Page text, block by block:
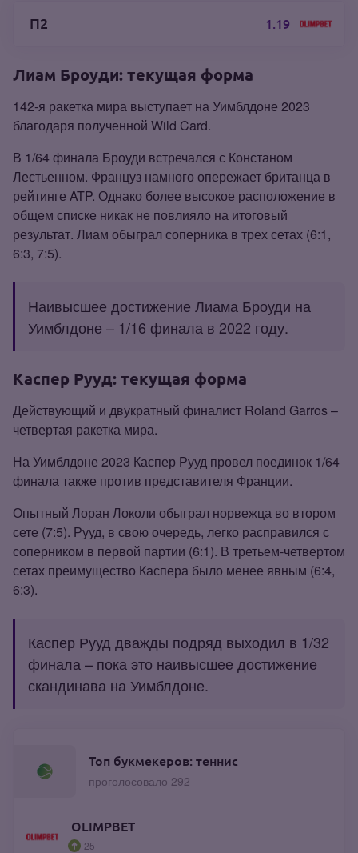
П2 1.19
Лиам Броуди: текущая форма
142‑я ракетка мира выступает на Уимблдоне 2023
благодаря полученной Wild Card.
В 1/64 финала Броуди встречался с Констаном
Лестьенном. Француз намного опережает британца в
рейтинге ATP. Однако более высокое расположение в
общем списке никак не повлияло на итоговый
результат. Лиам обыграл соперника в трех сетах (6:1,
6:3, 7:5).
Наивысшее достижение Лиама Броуди на
Уимблдоне – 1/16 финала в 2022 году.
Каспер Рууд: текущая форма
Действующий и двукратный финалист Roland Garros –
четвертая ракетка мира.
На Уимблдоне 2023 Каспер Рууд провел поединок 1/64
финала также против представителя Франции.
Опытный Лоран Локоли обыграл норвежца во втором
сете (7:5). Рууд, в свою очередь, легко расправился с
соперником в первой партии (6:1). В третьем‑четвертом
сетах преимущество Каспера было менее явным (6:4,
6:3).
Каспер Рууд дважды подряд выходил в 1/32
финала – пока это наивысшее достижение
скандинава на Уимблдоне.
Топ букмекеров: теннис
проголосовало 292
OLIMPBET
25